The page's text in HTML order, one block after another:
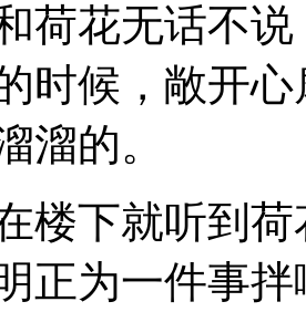
花无话不说
时候，敞开
溜的。
下就听到荷
正为一件事